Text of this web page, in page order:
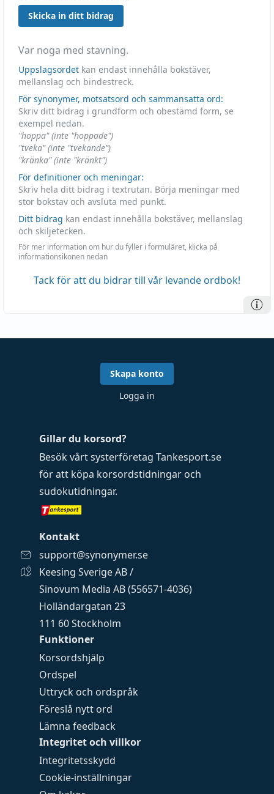
Skicka in ditt bidrag
Var noga med stavning.
Uppslagsordet kan endast innehålla bokstäver,
mellanslag och bindestreck.
För synonymer, motsatsord och sammansatta ord:
Skriv ditt bidrag i grundform och obestämd form, se
exempel nedan.
"hoppa" (inte "hoppade")
"tveka" (inte "tvekande")
"kränka" (inte "kränkt")
För definitioner och meningar:
Skriv hela ditt bidrag i textrutan. Börja meningar med
stor bokstav och avsluta med punkt.
Ditt bidrag kan endast innehålla bokstäver, mellanslag
och skiljetecken.
För mer information om hur du fyller i formuläret, klicka på
informationsikonen nedan
Tack för att du bidrar till vår levande ordbok!
Funktioner
Korsordshjälp
Ordspel
Uttryck och ordspråk
Föreslå nytt ord
Lämna feedback
Integritet och villkor
Integritetsskydd
Cookie-inställningar
Gillar du korsord?
Besök vårt systerföretag Tankesport.se
för att köpa korsordstidningar och
sudokutidningar.
Kontakt
support@synonymer.se
Keesing Sverige AB /
Sinovum Media AB (556571-4036)
Holländargatan 23
111 60 Stockholm
Skapa konto
Logga in